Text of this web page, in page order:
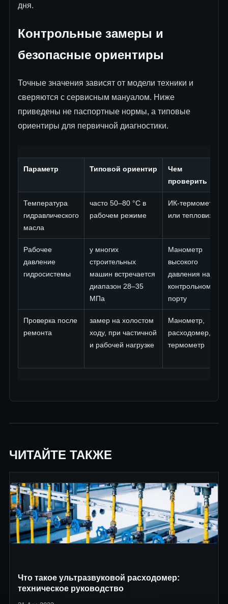
дня.
Контрольные замеры и
безопасные ориентиры
Точные значения зависят от модели техники и
сверяются с сервисным мануалом. Ниже
приведены не паспортные нормы, а типовые
ориентиры для первичной диагностики.
Параметр Типовой ориентир
Чем
проверить
Температура
гидравлического
масла
часто 50–80 °C в
рабочем режиме
ИК-термометр
или тепловизор
Рабочее
давление
гидросистемы
у многих
строительных
машин встречается
диапазон 28–35
МПа
Манометр
высокого
давления на
контрольном
порту
Проверка после
ремонта
замер на холостом
ходу, при частичной
и рабочей нагрузке
Манометр,
расходомер,
термометр
ЧИТАЙТЕ ТАКЖЕ
Что такое ультразвуковой расходомер:
техническое руководство